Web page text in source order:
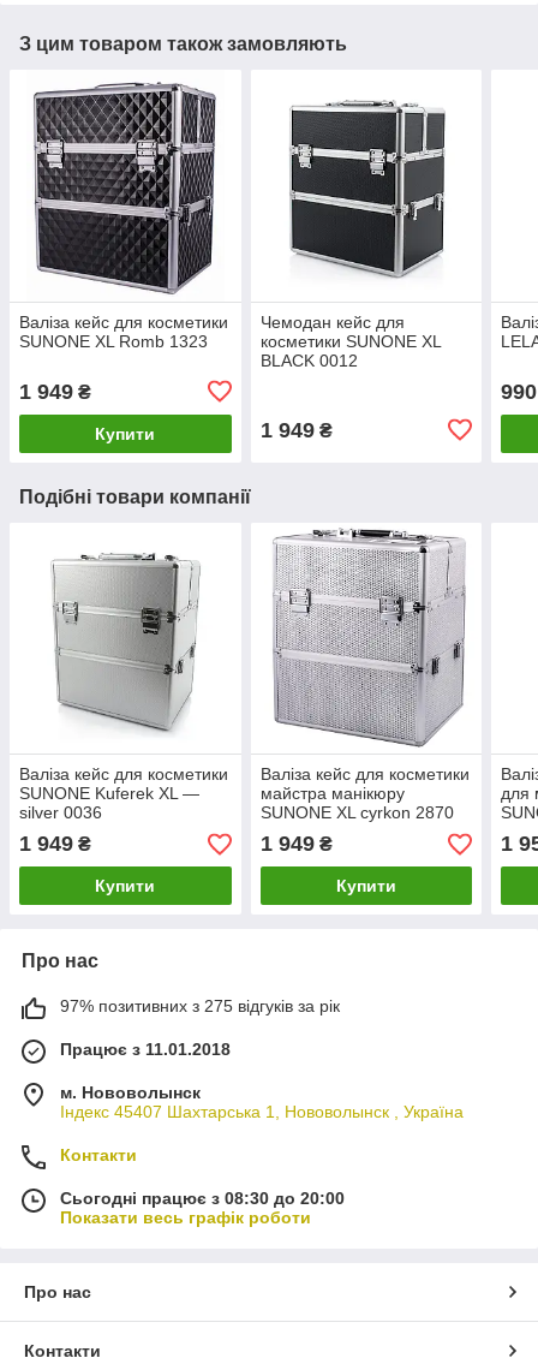
З цим товаром також замовляють
Валіза кейс для косметики
SUNONE XL Romb 1323
1 949 ₴
Купити
Чемодан кейс для
косметики SUNONE XL
BLACK 0012
1 949₴
990
Подібні товари компанії
Валіза кейс для косметики
SUNONE Kuferek XL —
silver 0036
1 949 ₴
Купити
Валіза кейс для косметики
майстра манікюру
SUNONE XL cyrkon 2870
1 949₴
Купити
для
1
Про нас
97% позитивних з 275 відгуків за рік
Працює з 11.01.2018
м. Нововолынск
Індекс 45407 Шахтарська 1, Нововолынск , Україна
Контакти
Сьогодні працює з 08:30 до 20:00
Показати весь графік роботи
Про нас
Контакти